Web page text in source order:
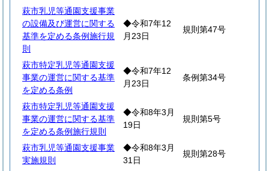
萩市乳児等通園支援事業
の設備及び運営に関する
基準を定める条例施行規
則
◆令和7年12
月23日
規則第47号
萩市特定乳児等通園支援
事業の運営に関する基準
を定める条例
◆令和7年12
月23日
条例第34号
萩市特定乳児等通園支援
事業の運営に関する基準
を定める条例施行規則
◆令和8年3月
19日
規則第5号
萩市乳児等通園支援事業
実施規則
◆令和8年3月
31日
規則第28号